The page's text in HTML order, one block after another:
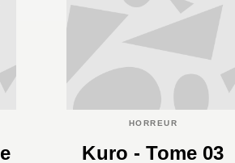
HORREUR
Kuro - Tome 03